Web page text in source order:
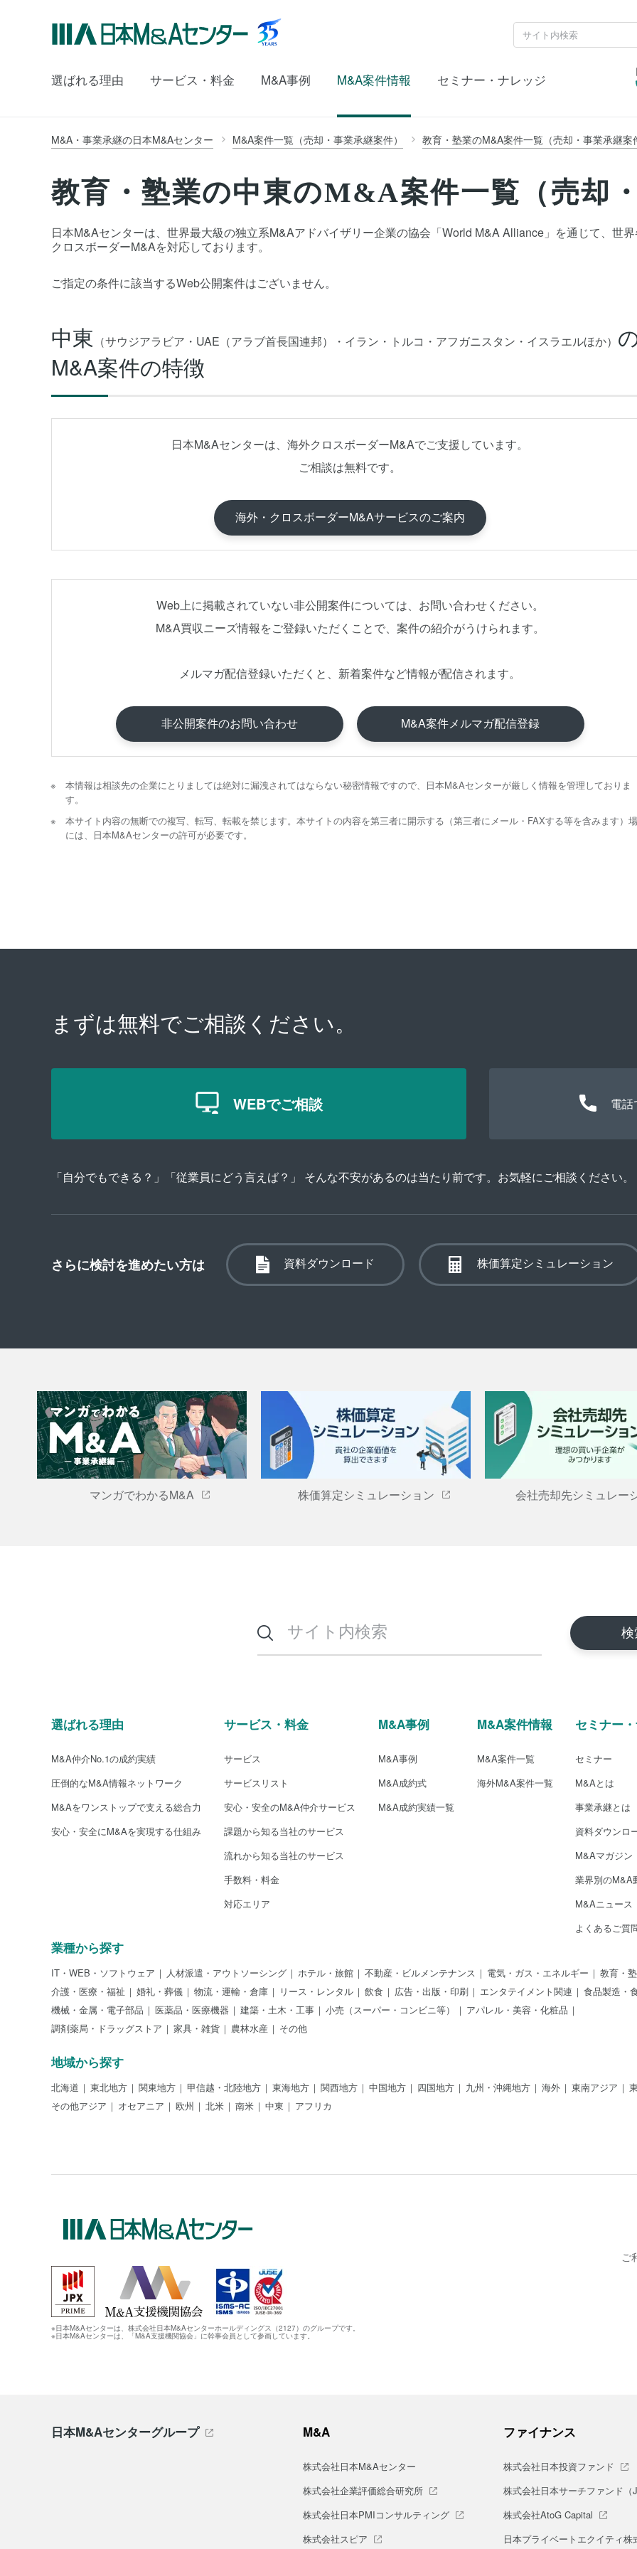
選ばれる理由 サービス・料金 M&A事例 M&A案件情報 セミナー・ナレッジ
M&A・事業承継の日本M&Aセンター M&A案件一覧（売却・事業承継案件） 教育・塾業のM&A案件一覧（売却・事業承継案
教育・塾業の中東のM&A案件一覧（売却
日本M&Aセンターは、世界最大級の独立系M&Aアドバイザリー企業の協会「World M&A Alliance」を通じて、世
クロスボーダーM&Aを対応しております。
ご指定の条件に該当するWeb公開案件はございません。
中東 （サウジアラビア・UAE（アラブ首長国連邦）・イラン・トルコ・アフガニスタン・イスラエルほか）
M&A案件の特徴
日本M&Aセンターは、海外クロスボーダーM&Aでご支援しています。
ご相談は無料です。
海外・クロスボーダーM&Aサービスのご案内
Web上に掲載されていない非公開案件については、お問い合わせください。
M&A買収ニーズ情報をご登録いただくことで、案件の紹介がうけられます。
メルマガ配信登録いただくと、新着案件など情報が配信されます。
非公開案件のお問い合わせ M&A案件メルマガ配信登録
本情報は相談先の企業にとりましては絶対に漏洩されてはならない秘密情報ですので、日本M&Aセンターが厳しく情報を管理しておりま
す。
本サイト内容の無断での複写、転写、転載を禁じます。本サイトの内容を第三者に開示する（第三者にメール・FAXする等を含みます）
には、日本M&Aセンターの許可が必要です。
まずは無料でご相談ください。
WEBでご相談 電話
「自分でもできる？」「従業員にどう言えば？」 そんな不安があるのは当たり前です。お気軽にご相談ください。
さらに検討を進めたい方は 資料ダウンロード 株価算定シミュレーション
マンガでわかるM&A 株価算定シミュレーション 会社売却先シミュレー
選ばれる理由
M&A仲介No.1の成約実績
圧倒的なM&A情報ネットワーク
M&Aをワンストップで支える総合力
安心・安全にM&Aを実現する仕組み
サービス・料金
サービス
サービスリスト
安心・安全のM&A仲介サービス
課題から知る当社のサービス
流れから知る当社のサービス
手数料・料金
対応エリア
M&A事例
M&A事例
M&A成約式
M&A成約実績一覧
M&A案件情報
M&A案件一覧
海外M&A案件一覧
セミナー
セミナー
M&Aとは
事業承継とは
資料ダウンロ
M&Aマガジン
業界別のM&A
M&Aニュース
よくあるご質
業種から探す
IT・WEB・ソフトウェア 人材派遣・アウトソーシング ホテル・旅館 不動産・ビルメンテナンス 電気・ガス・エネルギー
教育・塾
介護・医療・福祉
婚礼・葬儀 物流・運輸・倉庫 リース・レンタル 飲食 広告・出版・印刷 エンタテイメント関連
食品製造・
機械・金属・電子部品
医薬品・医療機器 建築・土木・工事 小売（スーパー・コンビニ等）
アパレル・美容・化粧品
調剤薬局・ドラッグストア
家具・雑貨 農林水産 その他
地域から探す
北海道 東北地方 関東地方 甲信越・北陸地方 東海地方 関西地方 中国地方 四国地方 九州・沖縄地方 海外 東南アジア
その他アジア
オセアニア 欧州 北米 南米 中東 アフリカ
※日本M&Aセンターは、株式会社日本M&Aセンターホールディングス（2127）のグループです。
※日本M&Aセンターは、「M&A支援機関協会」に幹事会員として参画しています。
ご
日本M&Aセンターグループ M&A
株式会社日本M&Aセンター
株式会社企業評価総合研究所
株式会社日本PMIコンサルティング
株式会社スピア
ファイナンス
株式会社日本投資ファンド
株式会社日本サーチファンド（
株式会社AtoG Capital
日本プライベートエクイティ株